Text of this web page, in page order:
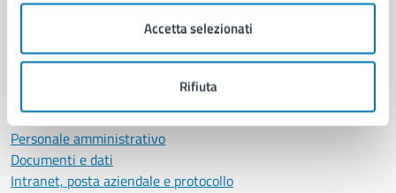
Accetta selezionati
Rifiuta
Aree amministrative
Municipalità
Politici
Personale amministrativo
Documenti e dati
Intranet, posta aziendale e protocollo